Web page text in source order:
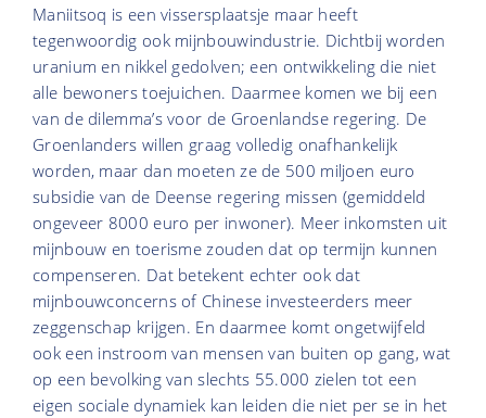
Maniitsoq is een vissersplaatsje maar heeft
tegenwoordig ook mijnbouwindustrie. Dichtbij worden
uranium en nikkel gedolven; een ontwikkeling die niet
alle bewoners toejuichen. Daarmee komen we bij een
van de dilemma’s voor de Groenlandse regering. De
Groenlanders willen graag volledig onafhankelijk
worden, maar dan moeten ze de 500 miljoen euro
subsidie van de Deense regering missen (gemiddeld
ongeveer 8000 euro per inwoner). Meer inkomsten uit
mijnbouw en toerisme zouden dat op termijn kunnen
compenseren. Dat betekent echter ook dat
mijnbouwconcerns of Chinese investeerders meer
zeggenschap krijgen. En daarmee komt ongetwijfeld
ook een instroom van mensen van buiten op gang, wat
op een bevolking van slechts 55.000 zielen tot een
eigen sociale dynamiek kan leiden die niet per se in het